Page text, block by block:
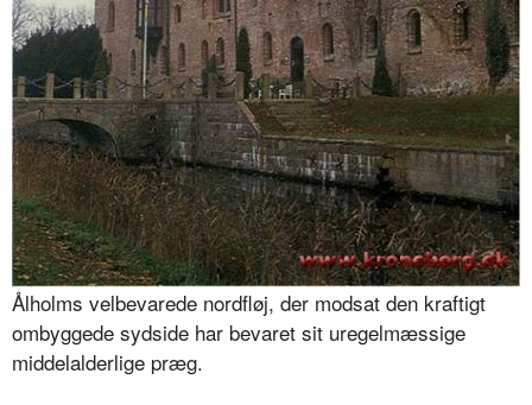
Ålholms velbevarede nordfløj, der modsat den kraftigt
ombyggede sydside har bevaret sit uregelmæssige
middelalderlige præg.